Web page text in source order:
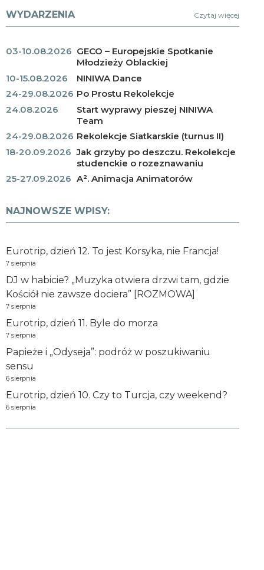
WYDARZENIA Czytaj więcej
03-10.08.2026 GECO – Europejskie Spotkanie
Młodzieży Oblackiej
10-15.08.2026
NINIWA Dance
24-29.08.2026 Po Prostu Rekolekcje
24.08.2026
Start wyprawy pieszej NINIWA
Team
24-29.08.2026 Rekolekcje Siatkarskie (turnus II)
18-20.09.2026 Jak grzyby po deszczu. Rekolekcje
studenckie o rozeznawaniu
25-27.09.2026 A². Animacja Animatorów
NAJNOWSZE WPISY:
Eurotrip, dzień 12. To jest Korsyka, nie Francja!
7 sierpnia
DJ w habicie? „Muzyka otwiera drzwi tam, gdzie
Kościół nie zawsze dociera” [ROZMOWA]
7 sierpnia
Eurotrip, dzień 11. Byle do morza
7 sierpnia
Papieże i „Odyseja”: podróż w poszukiwaniu
sensu
6 sierpnia
Eurotrip, dzień 10. Czy to Turcja, czy weekend?
6 sierpnia